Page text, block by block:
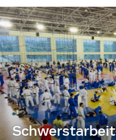
Schwerstarbeit